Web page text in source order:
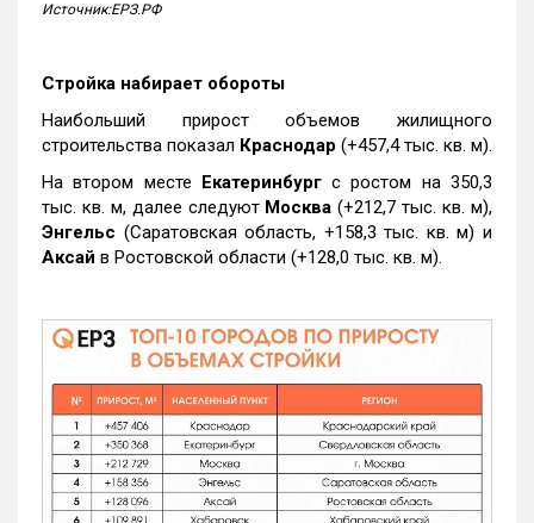
Источник:ЕРЗ.РФ
Стройка набирает обороты
Наибольший прирост объемов жилищного
строительства показал Краснодар (+457,4 тыс. кв. м).
На втором месте Екатеринбургс ростом на 350,3
тыс. кв. м, далее следуют Москва (+212,7 тыс. кв. м),
Энгельс (Саратовская область, +158,3 тыс. кв. м) и
Аксай в Ростовской области (+128,0 тыс. кв. м).